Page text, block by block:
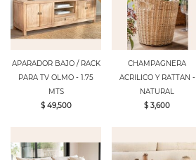
APARADOR BAJO / RACK
PARA TV OLMO - 1.75
MTS
$ 49,500
CHAMPAGNERA
ACRILICO Y RATTAN -
NATURAL
$ 3,600